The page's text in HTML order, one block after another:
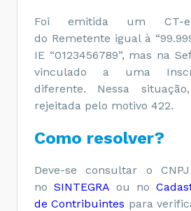
Foi emitida um CT-
do Remetente igual à
IE “0123456789”, mas na
vinculado a uma
diferente. Nessa
rejeitada pelo motivo 422.
Como resolver?
Deve-se consultar o
no SINTEGRA ou no
de Contribuintes para